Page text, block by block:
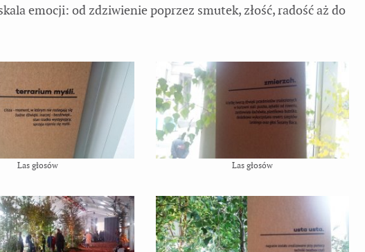
emocji: od zdziwienie poprzez smutek, złość, radość aż do
Las głosów Las głosów